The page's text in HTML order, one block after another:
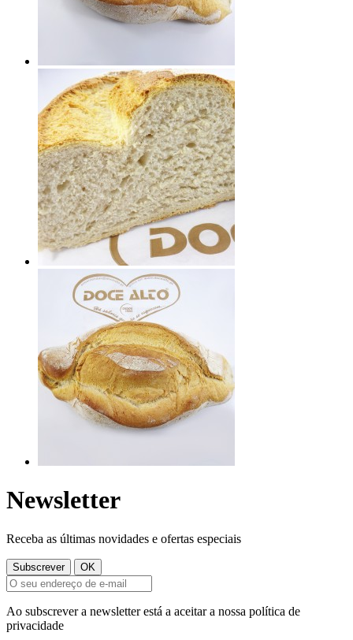
Newsletter
Receba as últimas novidades e ofertas especiais
Ao subscrever a newsletter está a aceitar a nossa política de
privacidade